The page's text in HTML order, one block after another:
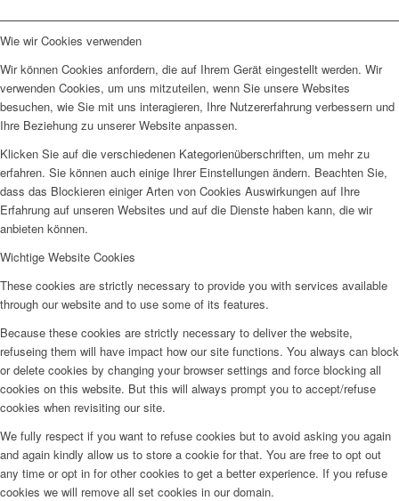
Wie wir Cookies verwenden
Wir können Cookies anfordern, die auf Ihrem Gerät eingestellt werden. Wir
verwenden Cookies, um uns mitzuteilen, wenn Sie unsere Websites
besuchen, wie Sie mit uns interagieren, Ihre Nutzererfahrung verbessern und
Ihre Beziehung zu unserer Website anpassen.
Klicken Sie auf die verschiedenen Kategorienüberschriften, um mehr zu
erfahren. Sie können auch einige Ihrer Einstellungen ändern. Beachten Sie,
dass das Blockieren einiger Arten von Cookies Auswirkungen auf Ihre
Erfahrung auf unseren Websites und auf die Dienste haben kann, die wir
anbieten können.
Wichtige Website Cookies
These cookies are strictly necessary to provide you with services available
through our website and to use some of its features.
Because these cookies are strictly necessary to deliver the website,
refuseing them will have impact how our site functions. You always can block
or delete cookies by changing your browser settings and force blocking all
cookies on this website. But this will always prompt you to accept/refuse
cookies when revisiting our site.
We fully respect if you want to refuse cookies but to avoid asking you again
and again kindly allow us to store a cookie for that. You are free to opt out
any time or opt in for other cookies to get a better experience. If you refuse
cookies we will remove all set cookies in our domain.